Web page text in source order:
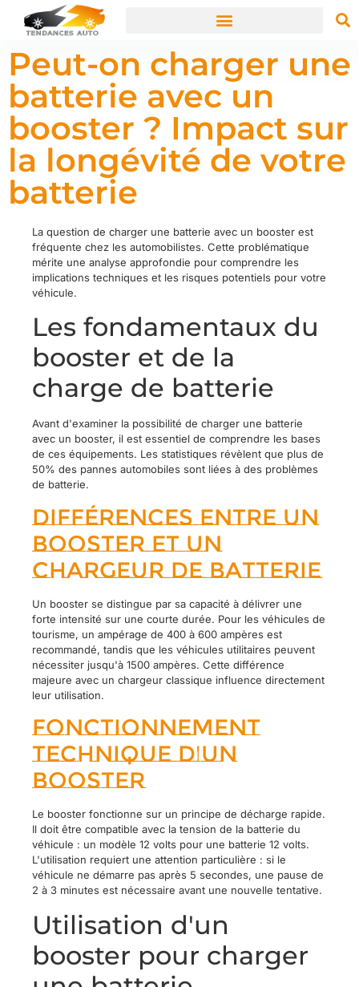
Peut-on charger une
batterie avec un
booster ? Impact sur
la longévité de votre
batterie
La question de charger une batterie avec un booster est
fréquente chez les automobilistes. Cette problématique
mérite une analyse approfondie pour comprendre les
implications techniques et les risques potentiels pour votre
véhicule.
Les fondamentaux du
booster et de la
charge de batterie
Avant d'examiner la possibilité de charger une batterie
avec un booster, il est essentiel de comprendre les bases
de ces équipements. Les statistiques révèlent que plus de
50% des pannes automobiles sont liées à des problèmes
de batterie.
Différences entre un
booster et un
chargeur de batterie
Un booster se distingue par sa capacité à délivrer une
forte intensité sur une courte durée. Pour les véhicules de
tourisme, un ampérage de 400 à 600 ampères est
recommandé, tandis que les véhicules utilitaires peuvent
nécessiter jusqu'à 1500 ampères. Cette différence
majeure avec un chargeur classique influence directement
leur utilisation.
Fonctionnement
technique d'un
booster
Le booster fonctionne sur un principe de décharge rapide.
Il doit être compatible avec la tension de la batterie du
véhicule : un modèle 12 volts pour une batterie 12 volts.
L'utilisation requiert une attention particulière : si le
véhicule ne démarre pas après 5 secondes, une pause de
2 à 3 minutes est nécessaire avant une nouvelle tentative.
Utilisation d'un
booster pour charger